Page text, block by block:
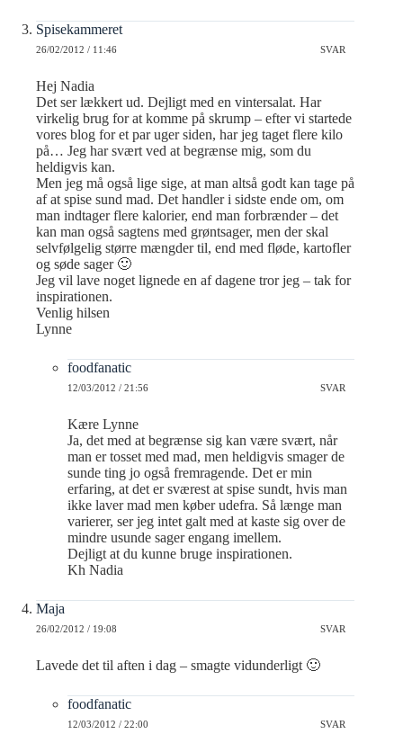
Spisekammeret
26/02/2012 / 11:46 SVAR
Hej Nadia
Det ser lækkert ud. Dejligt med en vintersalat. Har
virkelig brug for at komme på skrump – efter vi startede
vores blog for et par uger siden, har jeg taget flere kilo
på… Jeg har svært ved at begrænse mig, som du
heldigvis kan.
Men jeg må også lige sige, at man altså godt kan tage på
af at spise sund mad. Det handler i sidste ende om, om
man indtager flere kalorier, end man forbrænder – det
kan man også sagtens med grøntsager, men der skal
selvfølgelig større mængder til, end med fløde, kartofler
og søde sager 🙂
Jeg vil lave noget lignede en af dagene tror jeg – tak for
inspirationen.
Venlig hilsen
Lynne
foodfanatic
12/03/2012 / 21:56 SVAR
Kære Lynne
Ja, det med at begrænse sig kan være svært, når
man er tosset med mad, men heldigvis smager de
sunde ting jo også fremragende. Det er min
erfaring, at det er sværest at spise sundt, hvis man
ikke laver mad men køber udefra. Så længe man
varierer, ser jeg intet galt med at kaste sig over de
mindre usunde sager engang imellem.
Dejligt at du kunne bruge inspirationen.
Kh Nadia
Maja
26/02/2012 / 19:08 SVAR
Lavede det til aften i dag – smagte vidunderligt 🙂
foodfanatic
12/03/2012 / 22:00 SVAR